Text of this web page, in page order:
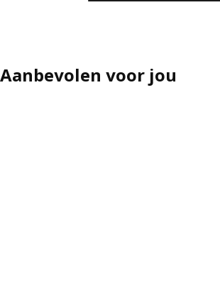
Aanbevolen voor jou